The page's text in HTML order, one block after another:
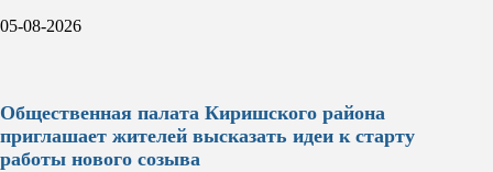
05-08-2026
Общественная палата Киришского района
приглашает жителей высказать идеи к старту
работы нового созыва